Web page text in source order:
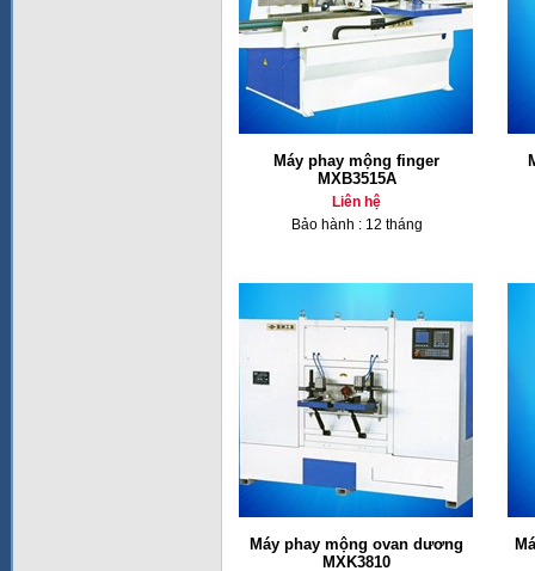
Máy phay mộng finger
MXB3515A
Liên hệ
Bảo hành : 12 tháng
Máy phay mộng ovan dương
MXK3810